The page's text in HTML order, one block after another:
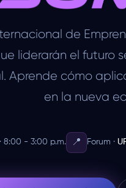
de
liderarán el futuro
Aprende cómo
en la nueva
· 8:00 - 3:00 p.m. 📍 Forum ·